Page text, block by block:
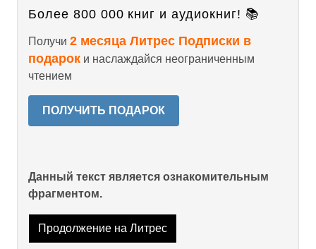
Более 800 000 книг и аудиокниг! 📚
Получи 2 месяца Литрес Подписки в
подарок и наслаждайся неограниченным
чтением
ПОЛУЧИТЬ ПОДАРОК
Данный текст является ознакомительным
фрагментом.
Продолжение на Литрес